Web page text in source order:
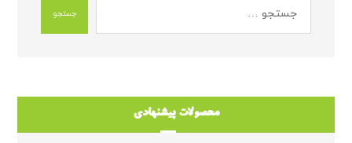
جستجو
محصولات پیشنهادی